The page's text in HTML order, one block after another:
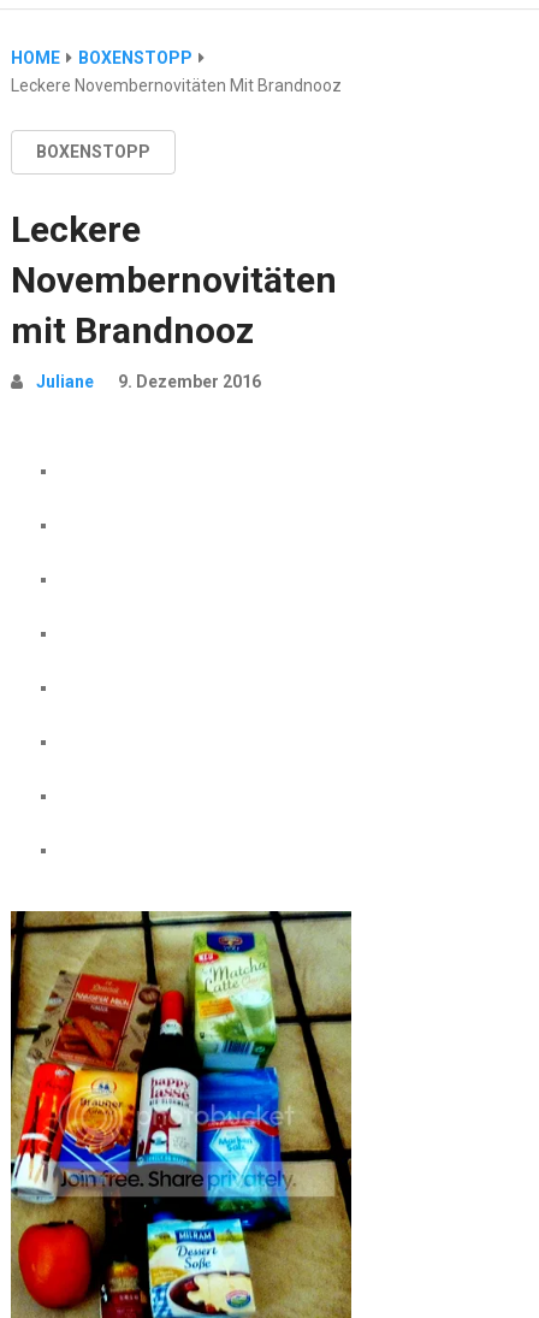
HOME
BOXENSTOPP
Leckere Novembernovitäten Mit Brandnooz
BOXENSTOPP
Leckere
Novembernovitäten
mit Brandnooz
Juliane 9. Dezember 2016